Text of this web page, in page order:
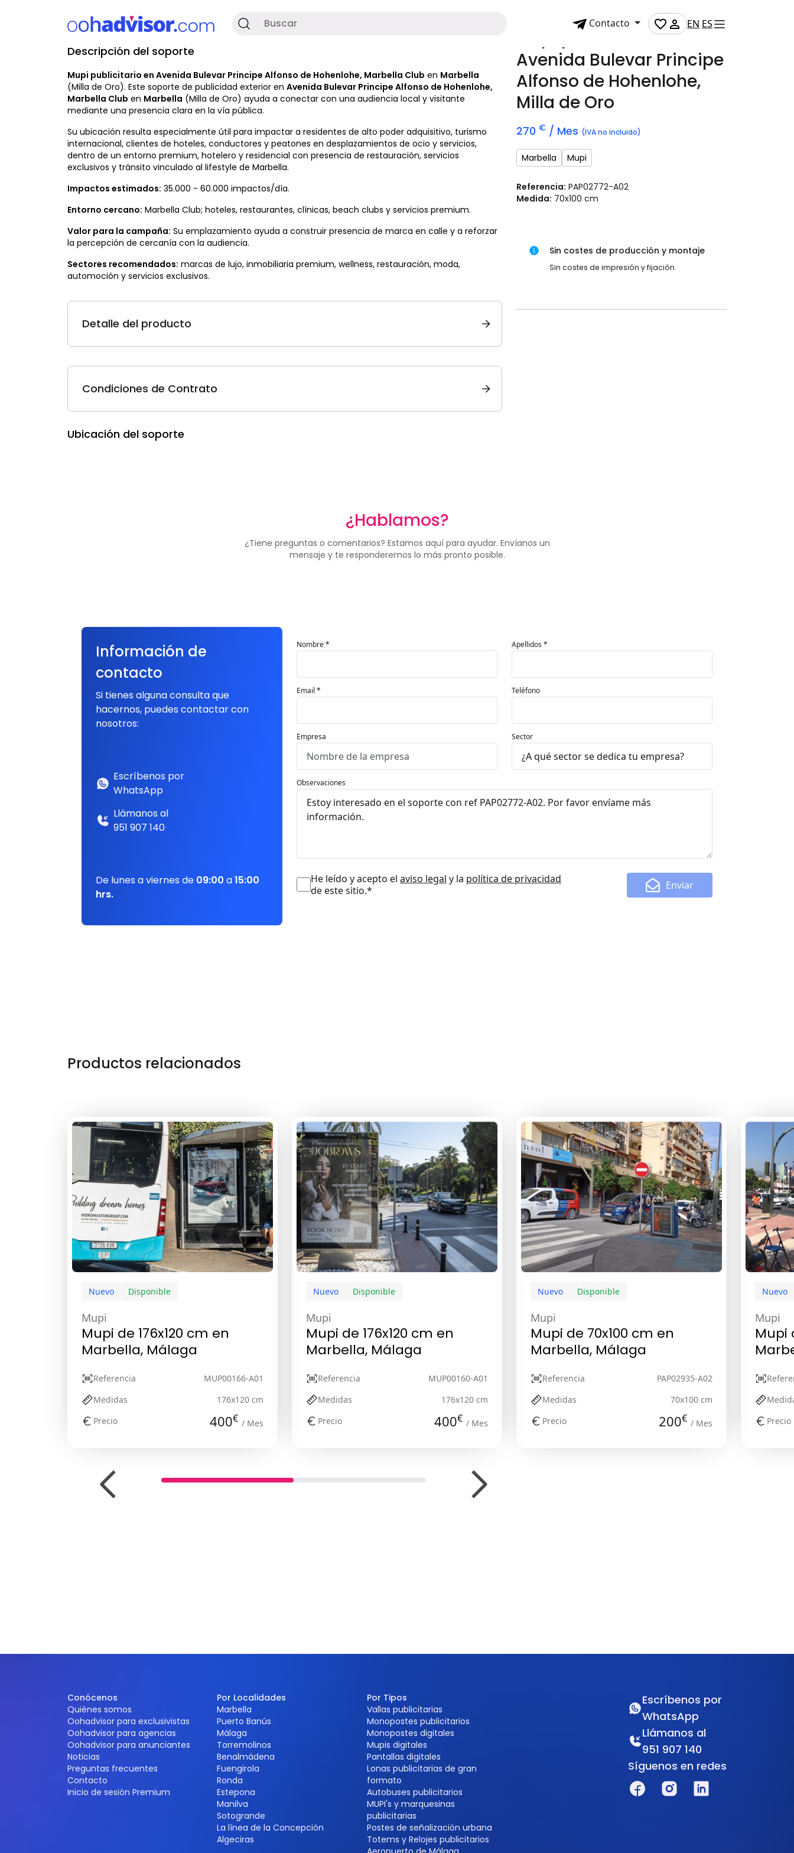
Contacto EN ES
No Disponible
Descripción del soporte
Mupi publicitario en Avenida Bulevar Principe Alfonso de Hohenlohe, Marbella Club en Marbella
(Milla de Oro). Este soporte de publicidad exterior en Avenida Bulevar Principe Alfonso de Hohenlohe,
Marbella Club en Marbella (Milla de Oro) ayuda a conectar con una audiencia local y visitante
mediante una presencia clara en la vía pública.
Su ubicación resulta especialmente útil para impactar a residentes de alto poder adquisitivo, turismo
internacional, clientes de hoteles, conductores y peatones en desplazamientos de ocio y servicios,
dentro de un entorno premium, hotelero y residencial con presencia de restauración, servicios
exclusivos y tránsito vinculado al lifestyle de Marbella.
Impactos estimados: 35.000 - 60.000 impactos/día.
Entorno cercano: Marbella Club; hoteles, restaurantes, clínicas, beach clubs y servicios premium.
Valor para la campaña: Su emplazamiento ayuda a construir presencia de marca en calle y a reforzar
la percepción de cercanía con la audiencia.
Sectores recomendados: marcas de lujo, inmobiliaria premium, wellness, restauración, moda,
automoción y servicios exclusivos.
Detalle del producto
Condiciones de Contrato
Ubicación del soporte
Mupi publicitario en
Avenida Bulevar Principe
Alfonso de Hohenlohe,
Milla de Oro
270 € / Mes (IVA no incluido)
Marbella Mupi
Referencia: PAP02772-A02
Medida: 70x100 cm
Sin costes de producción y montaje
Sin costes de impresión y fijación.
¿Hablamos?
¿Tiene preguntas o comentarios? Estamos aquí para ayudar. Envíanos un
mensaje y te responderemos lo más pronto posible.
Información de
contacto
Si tienes alguna consulta que
hacernos, puedes contactar con
nosotros:
Escríbenos por
WhatsApp
Llámanos al
951 907 140
De lunes a viernes de 09:00 a15:00
hrs.
Nombre * Apellidos *
Email * Teléfono
Empresa Sector
Observaciones
He leído y acepto el aviso legal y la política de privacidad
de este sitio.*
Enviar
Productos relacionados
Nuevo Disponible
Mupi
Mupi de 176x120 cm en
Marbella, Málaga
Referencia
MUP00166-A01
Medidas
176x120 cm
Precio
400€ / Mes
Nuevo Disponible
Mupi
Mupi de 176x120 cm en
Marbella, Málaga
Referencia
MUP00160-A01
Medidas
176x120 cm
Precio
400€ / Mes
Nuevo Disponible
Mupi
Mupi de 70x100 cm en
Marbella, Málaga
Referencia
PAP02935-A02
Medidas
70x100 cm
Precio
200€ / Mes
Nuevo
Mupi
Mupi
Precio
Conócenos
Quiénes somos
Oohadvisor para exclusivistas
Oohadvisor para agencias
Oohadvisor para anunciantes
Noticias
Preguntas frecuentes
Contacto
Inicio de sesión Premium
Por Localidades
Marbella
Puerto Banús
Málaga
Torremolinos
Benalmádena
Fuengirola
Ronda
Estepona
Manilva
Sotogrande
La línea de la Concepción
Algeciras
Por Tipos
Vallas publicitarias
Monopostes publicitarios
Monopostes digitales
Mupis digitales
Pantallas digitales
Lonas publicitarias de gran
formato
Autobuses publicitarios
MUPI's y marquesinas
publicitarias
Postes de señalización urbana
Totems y Relojes publicitarios
Escríbenos por
WhatsApp
Llámanos al
951 907 140
Síguenos en redes